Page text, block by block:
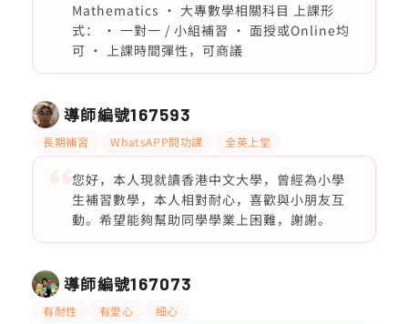
Mathematics • 大專數學相關科目 上課形
式： • 一對一 / 小組補習 • 面授或Online均
可 • 上課時間彈性，可商議
導師編號167593
長期補習 WhatsAPP問功課 全英上堂
您好，本人現就讀香港中文大學，曾經為小學
生補習數學，本人相對耐心，喜歡與小朋友互
動。希望能夠幫助同學學業上困難，謝謝。
導師編號167073
有耐性 有愛心 細心